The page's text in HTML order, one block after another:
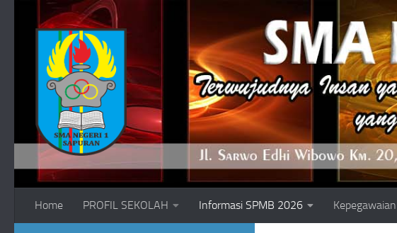
Skip to content
Home PROFIL SEKOLAH Informasi SPMB 2026 Kepegawaian